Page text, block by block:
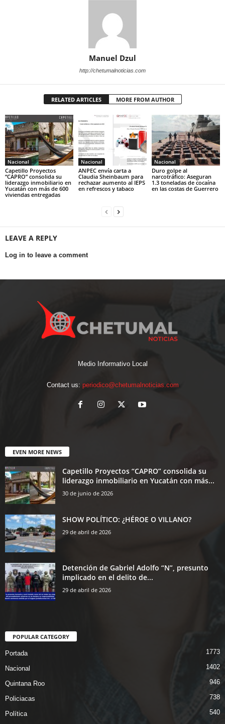
Manuel Dzul
http://chetumalnoticias.com
RELATED ARTICLES MORE FROM AUTHOR
Nacional
Capetillo Proyectos
“CAPRO” consolida su
liderazgo inmobiliario en
Yucatán con más de 600
viviendas entregadas
Nacional
ANPEC envía carta a
Claudia Sheinbaum para
rechazar aumento al IEPS
en refrescos y tabaco
Nacional
Duro golpe al
narcotráfico: Aseguran
1.3 toneladas de cocaína
en las costas de Guerrero
LEAVE A REPLY
Log in to leave a comment
Medio Informativo Local
Contact us: periodico@chetumalnoticias.com
EVEN MORE NEWS
Capetillo Proyectos “CAPRO” consolida su
liderazgo inmobiliario en Yucatán con más...
30 de junio de 2026
SHOW POLÍTICO: ¿HÉROE O VILLANO?
29 de abril de 2026
Detención de Gabriel Adolfo “N”, presunto
implicado en el delito de...
29 de abril de 2026
POPULAR CATEGORY
Portada 1773
Nacional 1402
Quintana Roo 946
Policiacas 738
Política
540